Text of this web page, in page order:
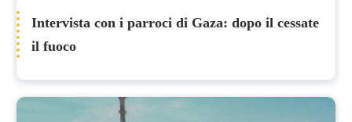
Intervista con i parroci di Gaza: dopo il cessate
il fuoco